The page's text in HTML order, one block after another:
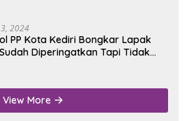
2024
PP Kota Kediri Bongkar Lapak
Sudah Diperingatkan Tapi Tidak
View More